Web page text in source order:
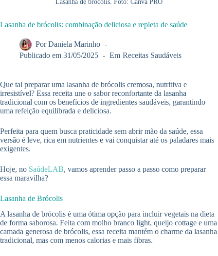
Lasanha de brócolis. Foto: Canva PRO
Lasanha de brócolis: combinação deliciosa e repleta de saúde
Por Daniela Marinho
Publicado em 31/05/2025 Em Receitas Saudáveis
Que tal preparar uma lasanha de brócolis cremosa, nutritiva e
irresistível? Essa receita une o sabor reconfortante da lasanha
tradicional com os benefícios de ingredientes saudáveis, garantindo
uma refeição equilibrada e deliciosa.
Perfeita para quem busca praticidade sem abrir mão da saúde, essa
versão é leve, rica em nutrientes e vai conquistar até os paladares mais
exigentes.
Hoje, no SaúdeLAB, vamos aprender passo a passo como preparar
essa maravilha?
Lasanha de Brócolis
A lasanha de brócolis é uma ótima opção para incluir vegetais na dieta
de forma saborosa. Feita com molho branco light, queijo cottage e uma
camada generosa de brócolis, essa receita mantém o charme da lasanha
tradicional, mas com menos calorias e mais fibras.